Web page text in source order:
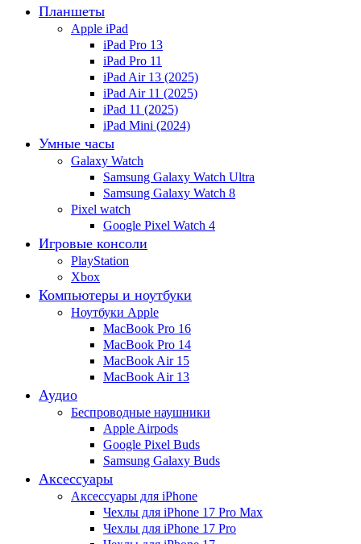
Планшеты
Apple iPad
iPad Pro 13
iPad Pro 11
iPad Air 13 (2025)
iPad Air 11 (2025)
iPad 11 (2025)
iPad Mini (2024)
Умные часы
Galaxy Watch
Samsung Galaxy Watch Ultra
Samsung Galaxy Watch 8
Pixel watch
Google Pixel Watch 4
Игровые консоли
PlayStation
Xbox
Компьютеры и ноутбуки
Ноутбуки Apple
MacBook Pro 16
MacBook Pro 14
MacBook Air 15
MacBook Air 13
Аудио
Беспроводные наушники
Apple Airpods
Google Pixel Buds
Samsung Galaxy Buds
Аксессуары
Аксессуары для iPhone
Чехлы для iPhone 17 Pro Max
Чехлы для iPhone 17 Pro